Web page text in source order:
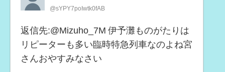
@sYPY7poIwtk0fAB
返信先:@Mizuho_7M 伊予灘ものがたりは
リピーターも多い臨時特急列車なのよね宮
さんおやすみなさい